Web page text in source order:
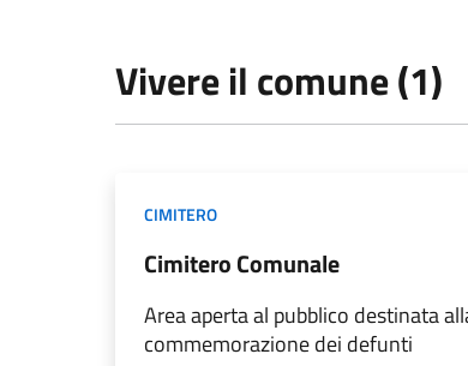
Vivere il comune (1)
CIMITERO
Cimitero Comunale
Area aperta al pubblico destinata
commemorazione dei defunti